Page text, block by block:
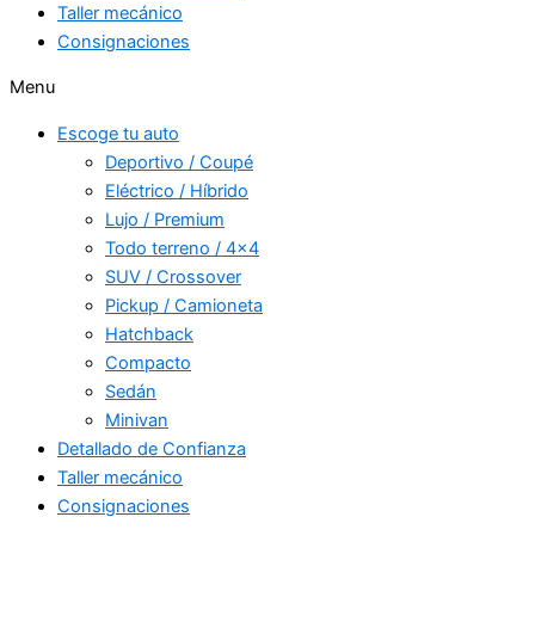
Taller mecánico
Consignaciones
Menu
Escoge tu auto
Deportivo / Coupé
Eléctrico / Híbrido
Lujo / Premium
Todo terreno / 4×4
SUV / Crossover
Pickup / Camioneta
Hatchback
Compacto
Sedán
Minivan
Detallado de Confianza
Taller mecánico
Consignaciones